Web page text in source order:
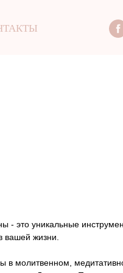
- это уникальные
вашей жизни.
в молитвенном,